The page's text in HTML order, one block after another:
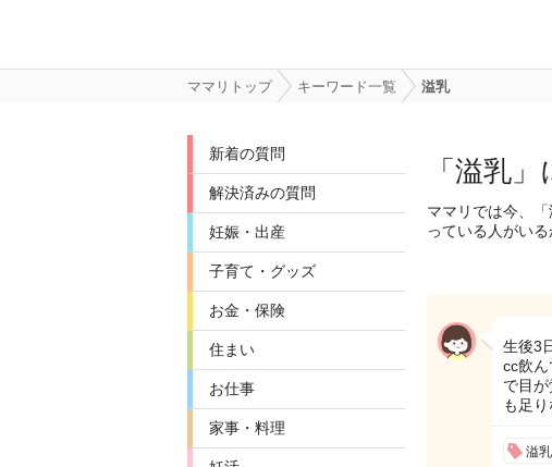
ママリトップ キーワード一覧 溢乳
新着の質問
解決済みの質問
妊娠・出産
子育て・グッズ
お金・保険
住まい
お仕事
家事・料理
「溢乳
ママリでは今、
っている人がい
生後3
cc飲
で目
も足
溢乳